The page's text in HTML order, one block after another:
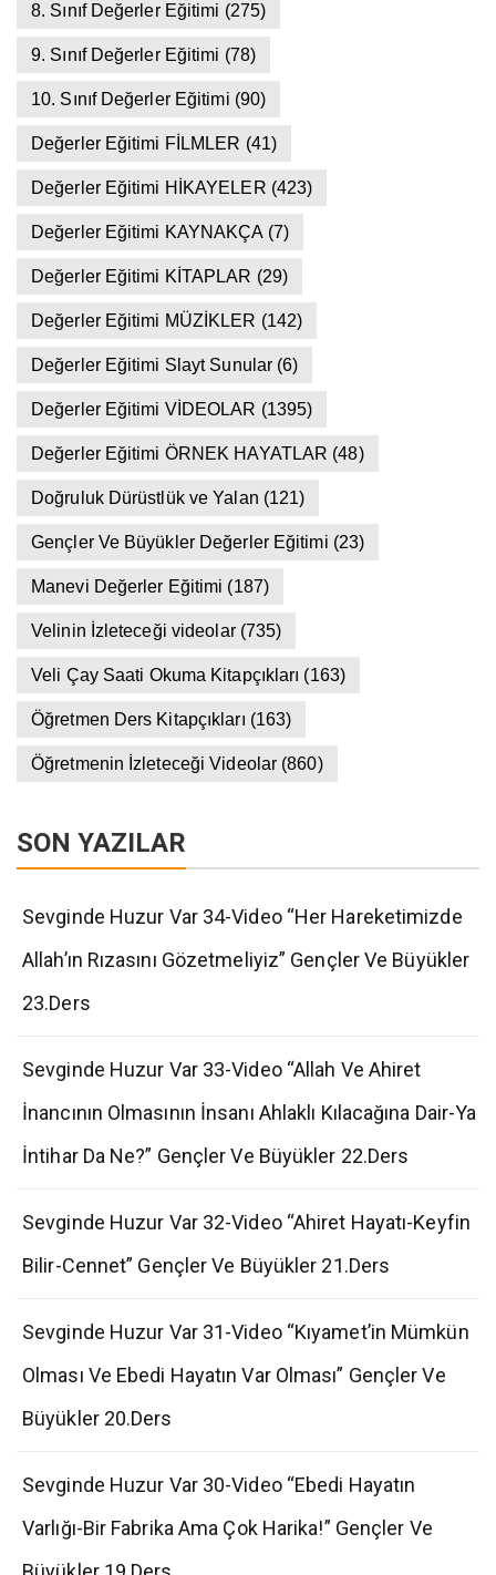
8. Sınıf Değerler Eğitimi (275)
9. Sınıf Değerler Eğitimi (78)
10. Sınıf Değerler Eğitimi (90)
Değerler Eğitimi FİLMLER (41)
Değerler Eğitimi HİKAYELER (423)
Değerler Eğitimi KAYNAKÇA (7)
Değerler Eğitimi KİTAPLAR (29)
Değerler Eğitimi MÜZİKLER (142)
Değerler Eğitimi Slayt Sunular (6)
Değerler Eğitimi VİDEOLAR (1395)
Değerler Eğitimi ÖRNEK HAYATLAR (48)
Doğruluk Dürüstlük ve Yalan (121)
Gençler Ve Büyükler Değerler Eğitimi (23)
Manevi Değerler Eğitimi (187)
Velinin İzleteceği videolar(735)
Veli Çay Saati Okuma Kitapçıkları (163)
Öğretmen Ders Kitapçıkları (163)
Öğretmenin İzleteceği Videolar (860)
SON YAZILAR
Sevginde Huzur Var 34-Video “Her Hareketimizde
Allah’ın Rızasını Gözetmeliyiz” Gençler Ve Büyükler
23.Ders
Sevginde Huzur Var 33-Video “Allah Ve Ahiret
İnancının Olmasının İnsanı Ahlaklı Kılacağına Dair-Ya
İntihar Da Ne?” Gençler Ve Büyükler 22.Ders
Sevginde Huzur Var 32-Video “Ahiret Hayatı-Keyfin
Bilir-Cennet” Gençler Ve Büyükler 21.Ders
Sevginde Huzur Var 31-Video “Kıyamet’in Mümkün
Olması Ve Ebedi Hayatın Var Olması” Gençler Ve
Büyükler 20.Ders
Sevginde Huzur Var 30-Video “Ebedi Hayatın
Varlığı-Bir Fabrika Ama Çok Harika!” Gençler Ve